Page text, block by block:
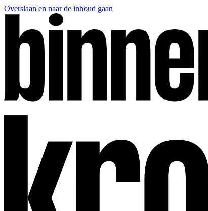
Overslaan en naar de inhoud gaan